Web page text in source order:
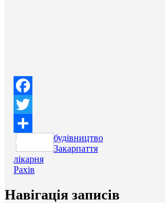
Facebook
Twitter
Поділитися
будівництво
Закарпаття
лікарня
Рахів
Навігація записів